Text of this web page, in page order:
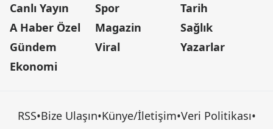
Canlı Yayın
A Haber Özel
Gündem
Ekonomi
Spor
Magazin
Viral
Tarih
Sağlık
Yazarlar
RSS•Bize Ulaşın•Künye/İletişim•Veri Politikası•